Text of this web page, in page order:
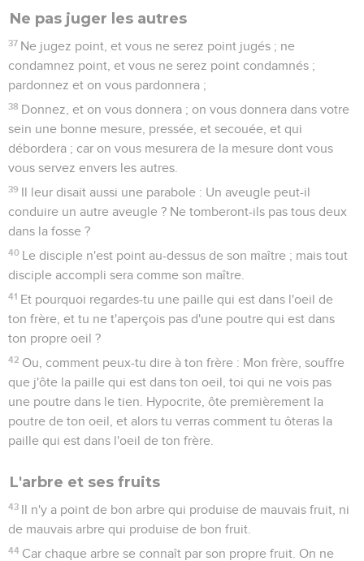
Ne pas juger les autres
37 Ne jugez point, et vous ne serez point jugés ; ne
condamnez point, et vous ne serez point condamnés ;
pardonnez et on vous pardonnera ;
38 Donnez, et on vous donnera ; on vous donnera dans votre
sein une bonne mesure, pressée, et secouée, et qui
débordera ; car on vous mesurera de la mesure dont vous
vous servez envers les autres.
39 Il leur disait aussi une parabole : Un aveugle peut-il
conduire un autre aveugle ? Ne tomberont-ils pas tous deux
dans la fosse ?
40 Le disciple n'est point au-dessus de son maître ; mais tout
disciple accompli sera comme son maître.
41 Et pourquoi regardes-tu une paille qui est dans l'oeil de
ton frère, et tu ne t'aperçois pas d'une poutre qui est dans
ton propre oeil ?
42 Ou, comment peux-tu dire à ton frère : Mon frère, souffre
que j'ôte la paille qui est dans ton oeil, toi qui ne vois pas
une poutre dans le tien. Hypocrite, ôte premièrement la
poutre de ton oeil, et alors tu verras comment tu ôteras la
paille qui est dans l'oeil de ton frère.
L'arbre et ses fruits
43 Il n'y a point de bon arbre qui produise de mauvais fruit, ni
de mauvais arbre qui produise de bon fruit.
44 Car chaque arbre se connaît par son propre fruit. On ne